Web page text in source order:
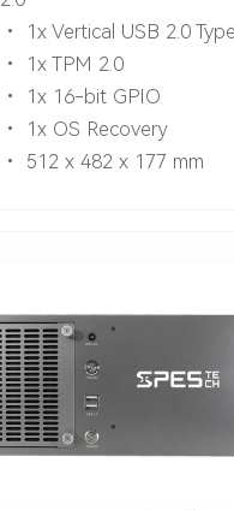
• 1x Vertical USB 2.0
• 1x TPM 2.0
• 1x 16-bit GPIO
• 1x OS Recovery
• 512 x 482 x 177 mm